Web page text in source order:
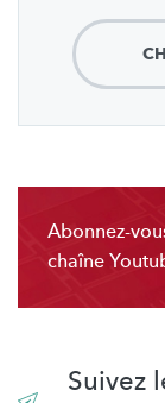
Abonnez-
chaîne
Suivez